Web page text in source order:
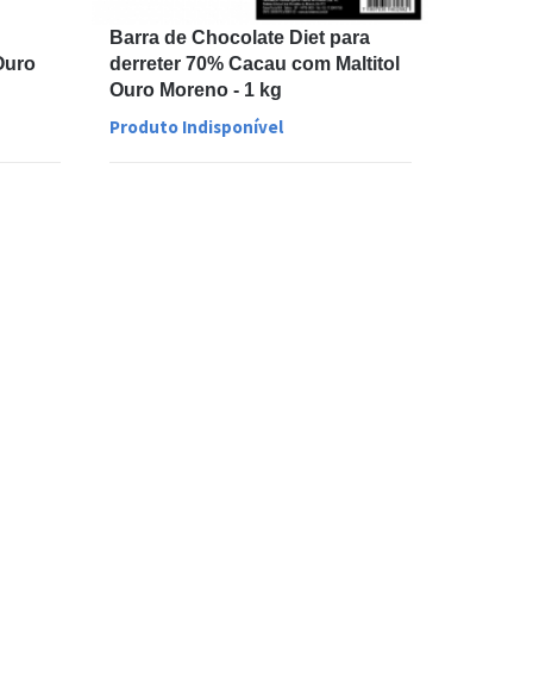
Barra de Chocolate Diet para
derreter 70% Cacau com Maltitol
Ouro Moreno - 1 kg
Produto Indisponível